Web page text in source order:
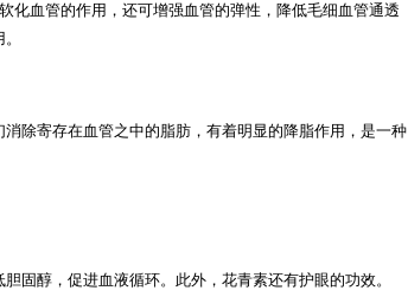
化血管的作用，还可增强血管的弹性，降低毛细血管通透
除寄存在血管之中的脂肪，有着明显的降脂作用，是一种
固醇，促进血液循环。此外，花青素还有护眼的功效。